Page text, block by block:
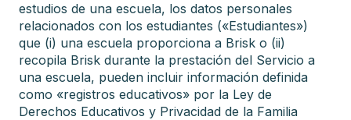
estudios de una escuela, los datos personales
relacionados con los estudiantes («Estudiantes»)
que (i) una escuela proporciona a Brisk o (ii)
recopila Brisk durante la prestación del Servicio a
una escuela, pueden incluir información definida
como «registros educativos» por la Ley de
Derechos Educativos y Privacidad de la Familia